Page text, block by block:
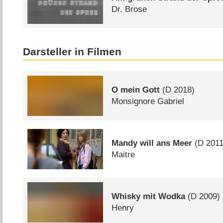
Dr. Brose
Darsteller in Filmen
O mein Gott (D 2018)
Monsignore Gabriel
Mandy will ans Meer (D
Maitre
Whisky mit Wodka(D 2009)
Henry